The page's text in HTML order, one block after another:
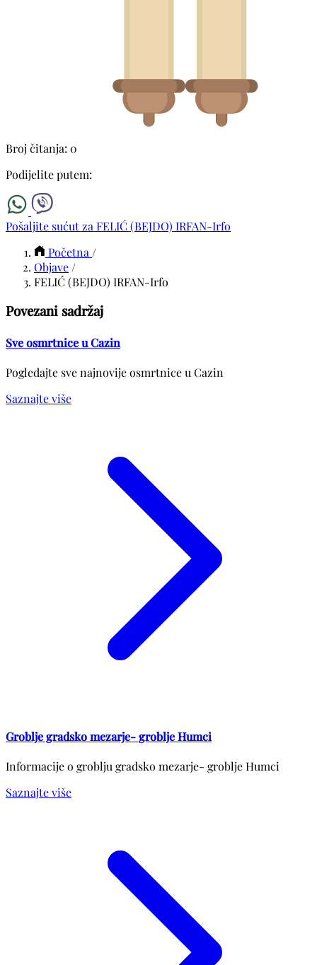
Broj čitanja: 0
Podijelite putem:
Pošaljite sućut za FELIĆ (BEJDO) IRFAN-Irfo
Početna /
Objave /
FELIĆ (BEJDO) IRFAN-Irfo
Povezani sadržaj
Sve osmrtnice u Cazin
Pogledajte sve najnovije osmrtnice u Cazin
Saznajte više
Groblje gradsko mezarje- groblje Humci
Informacije o groblju gradsko mezarje- groblje Humci
Saznajte više